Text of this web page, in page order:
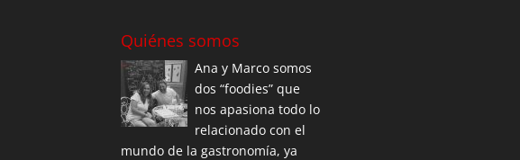
Quiénes somos
Ana y Marco somos
dos “foodies” que
nos apasiona todo lo
relacionado con el
mundo de la gastronomía, ya